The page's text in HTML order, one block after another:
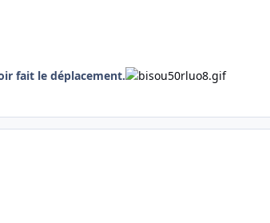
fait le déplacement.